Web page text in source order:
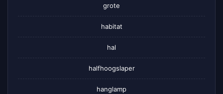
grote
habitat
hal
halfhoogslaper
hanglamp